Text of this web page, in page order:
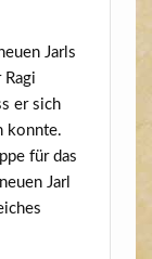
Jarls
Ragi
er sich
konn­te.
für das
Jarl